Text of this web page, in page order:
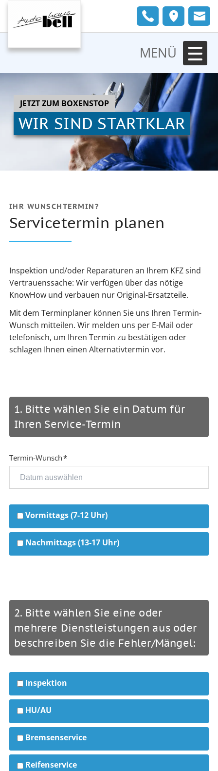
MENÜ
JETZT ZUM BOXENSTOP
WIR SIND STARTKLAR
IHR WUNSCHTERMIN?
Servicetermin planen
Inspektion und/oder Reparaturen an Ihrem KFZ sind
Vertrauenssache: Wir verfügen über das nötige
KnowHow und verbauen nur Original-Ersatzteile.
Mit dem Terminplaner können Sie uns Ihren Termin-
Wunsch mitteilen. Wir melden uns per E-Mail oder
telefonisch, um Ihren Termin zu bestätigen oder
schlagen Ihnen einen Alternativtermin vor.
1. Bitte wählen Sie ein Datum für
Ihren Service-Termin
Pflichtfeld
Termin-Wunsch*
Vormittags (7-12 Uhr)
Nachmittags (13-17 Uhr)
2. Bitte wählen Sie eine oder
mehrere Dienstleistungen aus oder
beschreiben Sie die Fehler/Mängel:
Inspektion
HU/AU
Bremsenservice
Reifenservice